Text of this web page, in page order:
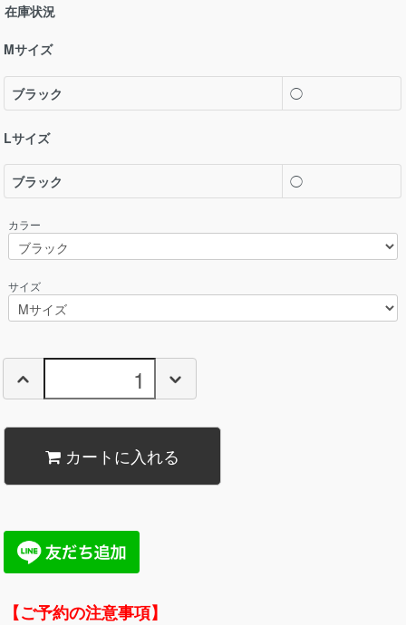
在庫状況
Mサイズ
ブラック ◯
Lサイズ
ブラック ◯
カラー
サイズ
カートに入れる
【ご予約の注意事項】